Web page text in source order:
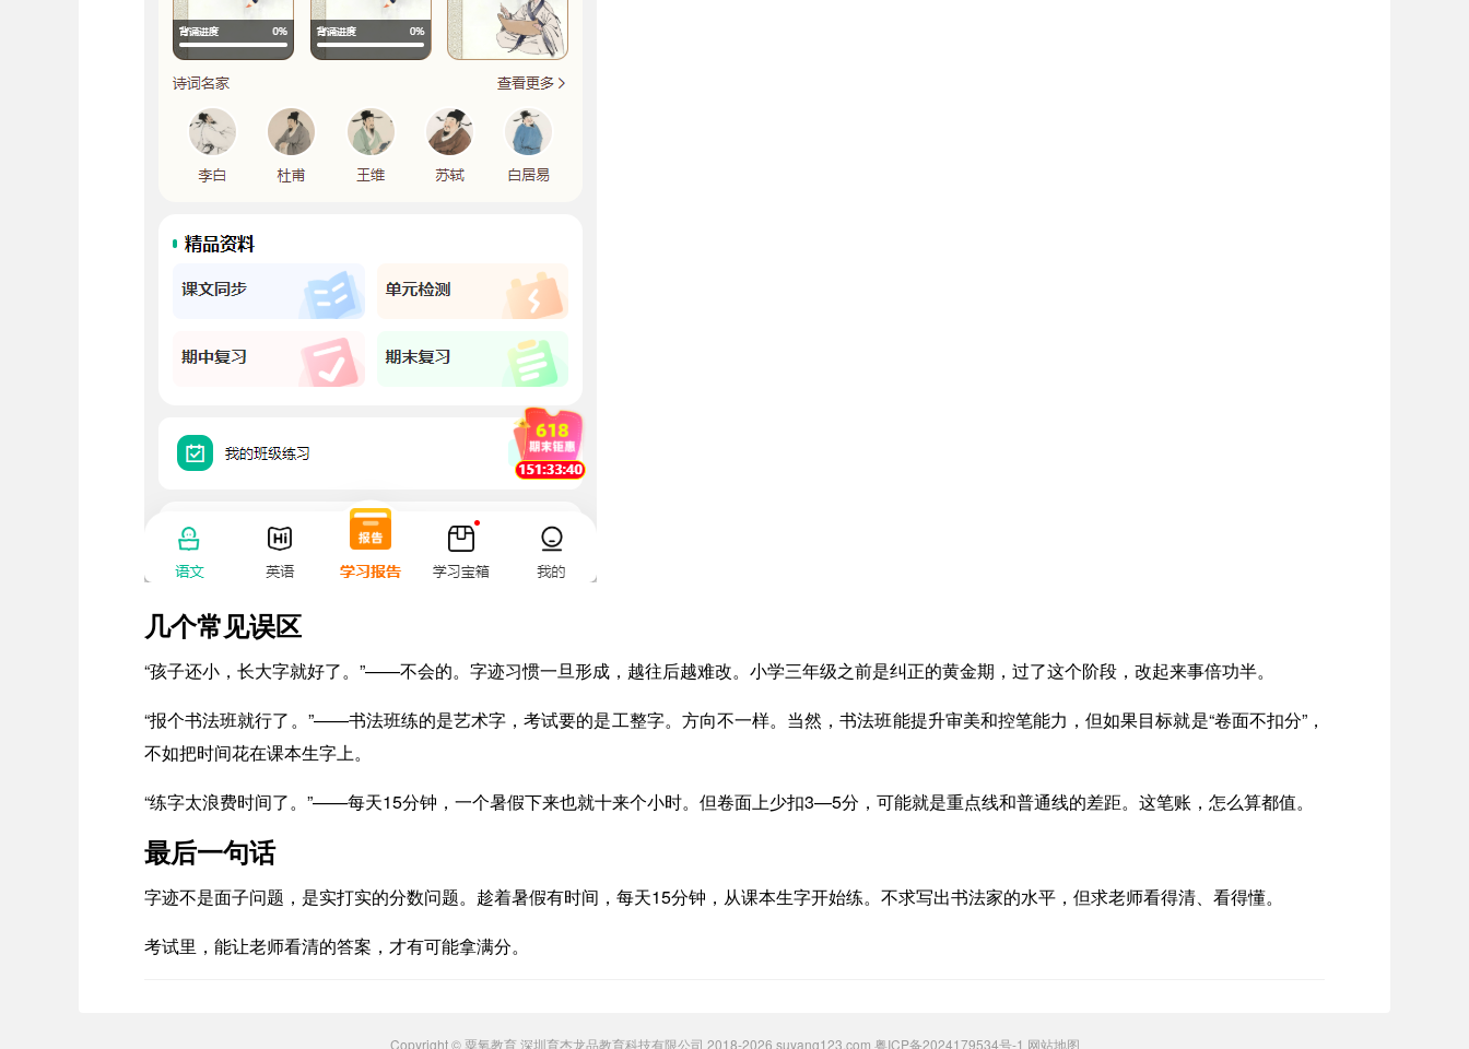
几个常见误区
“孩子还小，长大字就好了。”——不会的。字迹习惯一旦形成，越往后越难改。小学三年级之前是纠正的黄金期，过了这个阶段，改起来事倍功半。
“报个书法班就行了。”——书法班练的是艺术字，考试要的是工整字。方向不一样。当然，书法班能提升审美和控笔能力，但如果目标就是“卷面不扣分”，
不如把时间花在课本生字上。
“练字太浪费时间了。”——每天15分钟，一个暑假下来也就十来个小时。但卷面上少扣3—5分，可能就是重点线和普通线的差距。这笔账，怎么算都值。
最后一句话
字迹不是面子问题，是实打实的分数问题。趁着暑假有时间，每天15分钟，从课本生字开始练。不求写出书法家的水平，但求老师看得清、看得懂。
考试里，能让老师看清的答案，才有可能拿满分。
Copyright © 粟氧教育 深圳育杰龙品教育科技有限公司 2018-2026 suyang123.com 粤ICP备2024179534号-1 网站地图